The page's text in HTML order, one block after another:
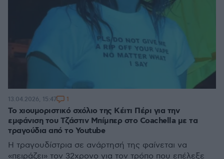
Το χιουμοριστικό σχόλιο της Κέιτι Πέρι για την
εμφάνιση του Τζάστιν Μπίμπερ στο Coachella με τα
τραγούδια από το Youtube
Η τραγουδίστρια σε ανάρτησή της φαίνεται να
«πειράζει» τον 32χρονο για τον τρόπο που επέλεξε
13.04.2026, 15:47 1